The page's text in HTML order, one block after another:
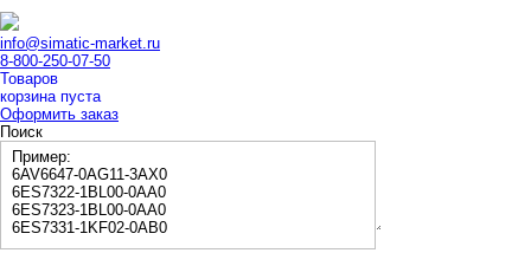
info@simatic-market.ru
8-800-250-07-50
Товаров
корзина пуста
Оформить заказ
Поиск
Пример:
6AV6647-0AG11-3AX0
6ES7322-1BL00-0AA0
6ES7323-1BL00-0AA0
6ES7331-1KF02-0AB0